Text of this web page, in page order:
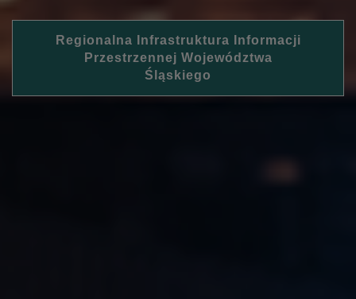
Regionalna Infrastruktura Informacji
Przestrzennej Województwa
Śląskiego